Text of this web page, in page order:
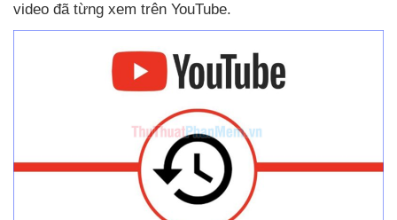
video đã từng xem trên YouTube.